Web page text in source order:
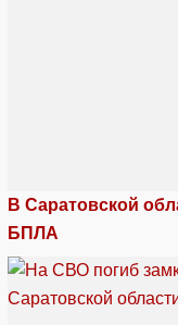
В Саратовской
БПЛА